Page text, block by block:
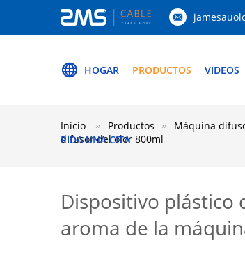
HOGAR PRODUCTOS VIDEOS
PIDA UNA CITA
Inicio Productos Máquina
difusor del olor 800ml
Dispositivo plástico
aroma de la